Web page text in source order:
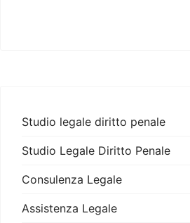
Studio legale diritto penale
Studio Legale Diritto Penale
Consulenza Legale
Assistenza Legale